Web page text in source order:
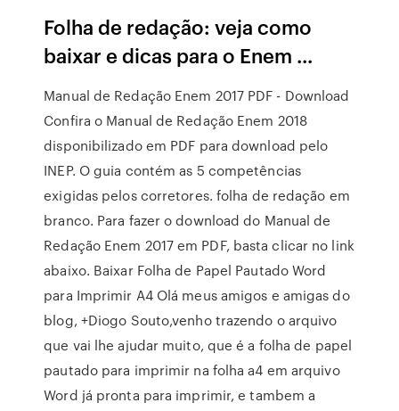
Folha de redação: veja como
baixar e dicas para o Enem ...
Manual de Redação Enem 2017 PDF - Download
Confira o Manual de Redação Enem 2018
disponibilizado em PDF para download pelo
INEP. O guia contém as 5 competências
exigidas pelos corretores. folha de redação em
branco. Para fazer o download do Manual de
Redação Enem 2017 em PDF, basta clicar no link
abaixo. Baixar Folha de Papel Pautado Word
para Imprimir A4 Olá meus amigos e amigas do
blog, +Diogo Souto,venho trazendo o arquivo
que vai lhe ajudar muito, que é a folha de papel
pautado para imprimir na folha a4 em arquivo
Word já pronta para imprimir, e tambem a